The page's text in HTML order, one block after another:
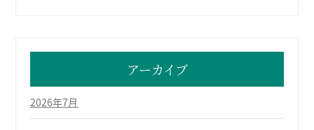
アーカイブ
2026年7月